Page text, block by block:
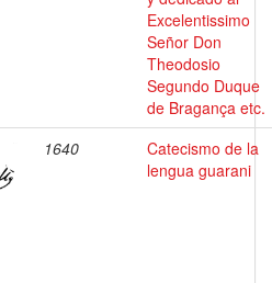
Excelentissimo
Señor Don
Theodosio
Segundo Duque
de Bragança etc.
1640
Catecismo de la
lengua guarani